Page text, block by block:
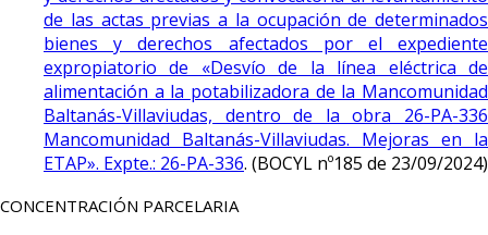
de las actas previas a la ocupación de determinados
bienes y derechos afectados por el expediente
expropiatorio de «Desvío de la línea eléctrica de
alimentación a la potabilizadora de la Mancomunidad
Baltanás-Villaviudas, dentro de la obra 26-PA-336
Mancomunidad Baltanás-Villaviudas. Mejoras en la
ETAP». Expte.: 26-PA-336. (BOCYL nº185 de 23/09/2024)
CONCENTRACIÓN PARCELARIA